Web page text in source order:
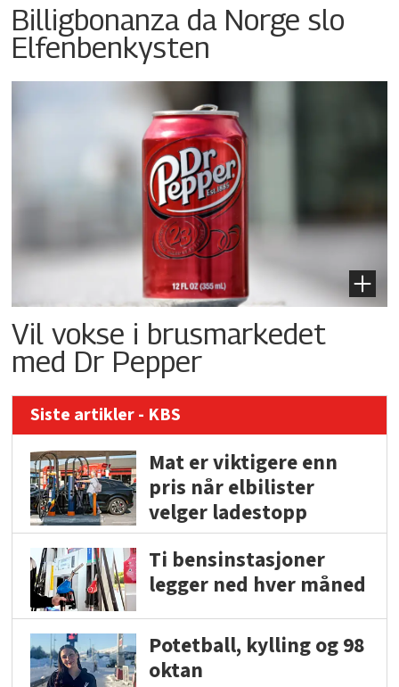
Billigbonanza da Norge slo
Elfenbenkysten
Vil vokse i brusmarkedet
med Dr Pepper
Siste artikler - KBS
Mat er viktigere enn
pris når elbilister
velger ladestopp
Ti bensinstasjoner
legger ned hver måned
Potetball, kylling og 98
oktan